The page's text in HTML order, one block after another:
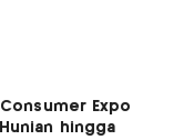
Expo
hingga